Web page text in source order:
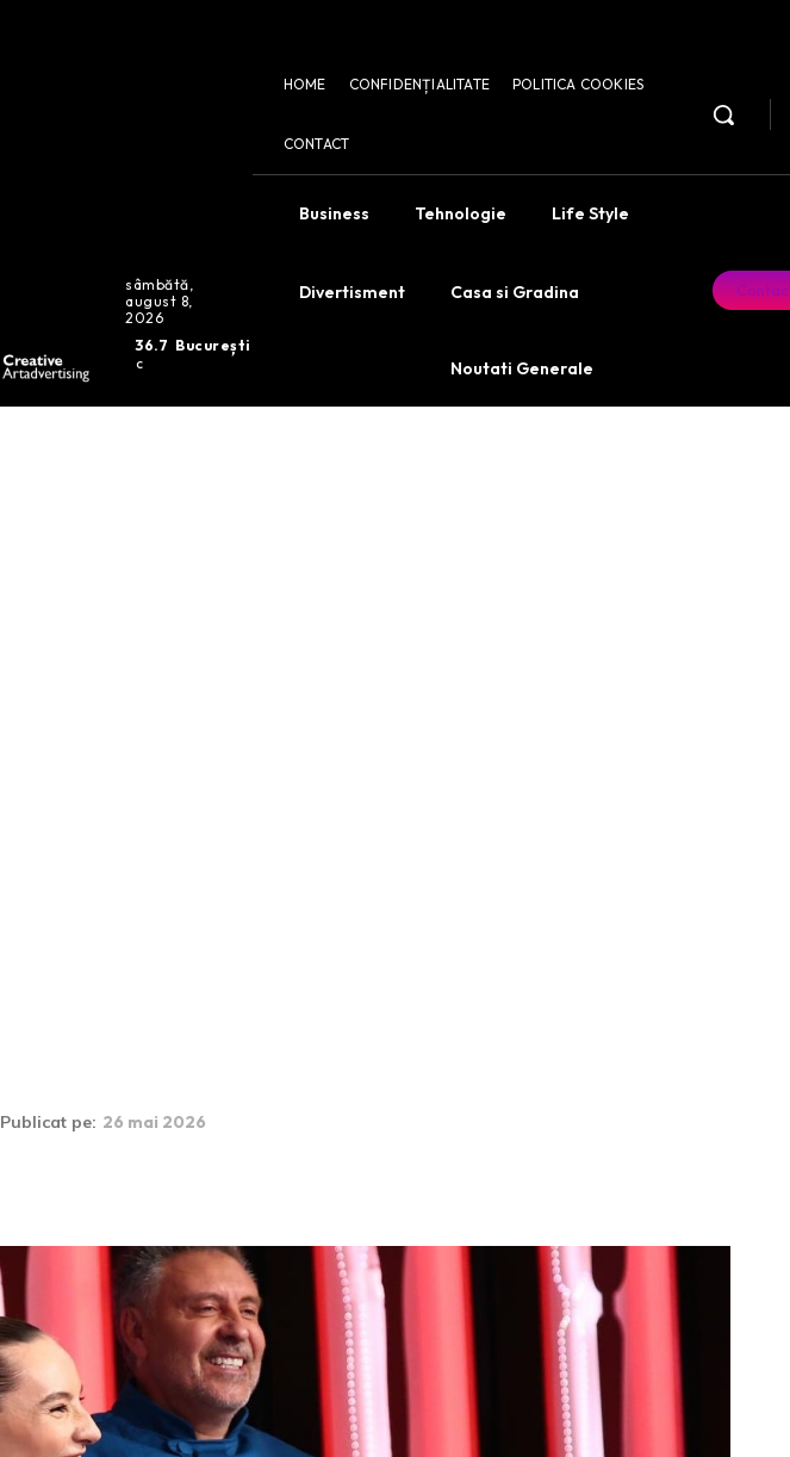
sâmbătă,
august 8,
2026
36.7
C
București
HOME CONFIDENȚIALITATE POLITICA COOKIES
CONTACT
Business Tehnologie Life Style
Divertisment Casa si Gradina
Noutati Generale
Publicat pe: 26 mai 2026